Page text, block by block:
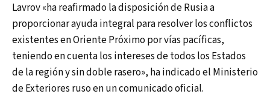
Lavrov «ha reafirmado la disposición de Rusia a
proporcionar ayuda integral para resolver los conflictos
existentes en Oriente Próximo por vías pacíficas,
teniendo en cuenta los intereses de todos los Estados
de la región y sin doble rasero», ha indicado el Ministerio
de Exteriores ruso en un comunicado oficial.